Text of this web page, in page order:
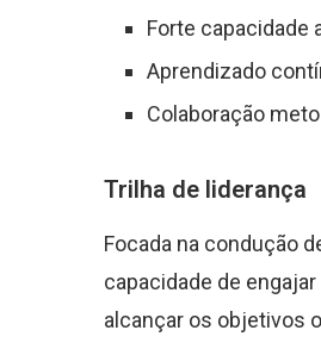
Forte capacidade
Aprendizado
Colaboração
Trilha de liderança
Focada na condução
capacidade de
alcançar os objetivos